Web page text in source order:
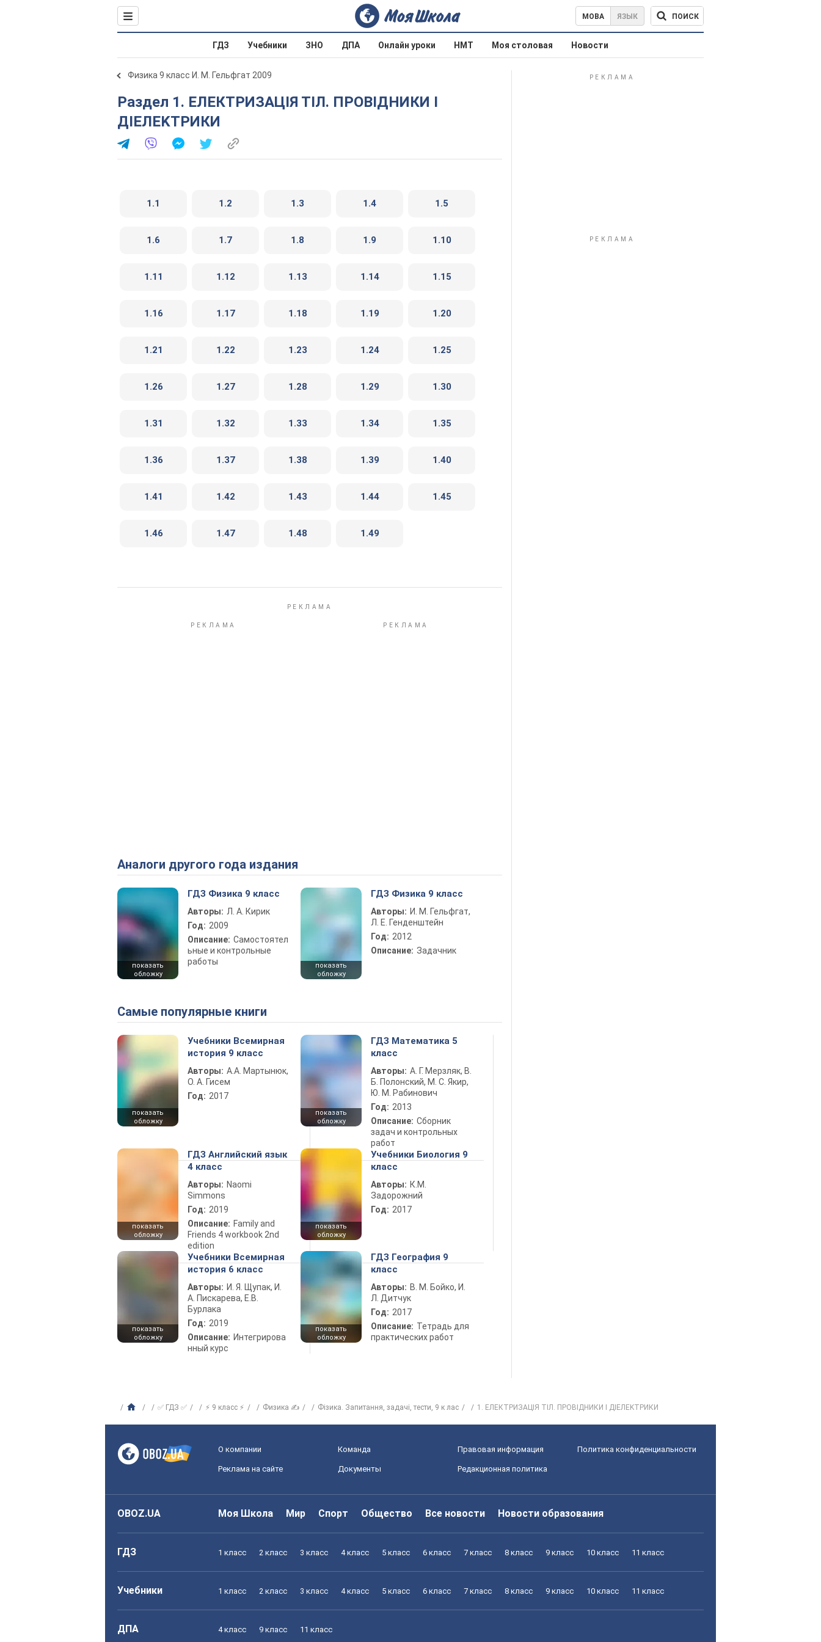
МОВА ЯЗЫК ПОИСК
ГДЗ Учебники ЗНО ДПА Онлайн уроки НМТ Моя столовая Новости
Физика 9 класс И. М. Гельфгат 2009
Раздел 1. ЕЛЕКТРИЗАЦIЯ ТIЛ. ПРОВIДНИКИ I
ДIЕЛЕKТРИКИ
1.1 1.2 1.3 1.4 1.5
1.6 1.7 1.8 1.9 1.10
1.11 1.12 1.13 1.14 1.15
1.16 1.17 1.18 1.19 1.20
1.21 1.22 1.23 1.24 1.25
1.26 1.27 1.28 1.29 1.30
1.31 1.32 1.33 1.34 1.35
1.36 1.37 1.38 1.39 1.40
1.41 1.42 1.43 1.44 1.45
1.46 1.47 1.48 1.49
Аналоги другого года издания
показать
обложку
ГДЗ Физика 9 класс
Авторы: Л. А. Кирик
Год: 2009
Описание: Самостоятел
ьные и контрольные
работы
показать
обложку
ГДЗ Физика 9 класс
Авторы: И. М. Гельфгат,
Л. Е. Генденштейн
Год: 2012
Описание: Задачник
Самые популярные книги
показать
обложку
Учебники Всемирная
история 9 класс
Авторы: А.А. Мартынюк,
О. А. Гисем
Год: 2017
показать
обложку
ГДЗ Математика 5
класс
Авторы: А. Г. Мерзляк, В.
Б. Полонский, М. С. Якир,
Ю. М. Рабинович
Год: 2013
Описание: Сборник
задач и контрольных
работ
показать
обложку
ГДЗ Английский язык
4 класс
Авторы: Naomi
Simmons
Год: 2019
Описание: Family and
Friends 4 workbook 2nd
edition
показать
обложку
Учебники Биология 9
класс
Авторы: К.М.
Задорожний
Год: 2017
показать
обложку
Учебники Всемирная
история 6 класс
Авторы: И. Я. Щупак, И.
А. Пискарева, Е.В.
Бурлака
Год: 2019
Описание: Интегрирова
нный курс
показать
обложку
ГДЗ География 9
класс
Авторы: В. М. Бойко, И.
Л. Дитчук
Год: 2017
Описание: Тетрадь для
практических работ
✅ ГДЗ ✅ ⚡ 9 класс ⚡ Физика ✍ Фізика. Запитання, задачі, тести, 9 к лас 1. ЕЛЕКТРИЗАЦIЯ ТIЛ. ПРОВIДНИКИ I ДIЕЛЕKТРИКИ
О компании Команда Правовая информация Политика конфиденциальности
Реклама на сайте Документы Редакционная политика
OBOZ.UA Моя Школа Мир Спорт Общество Все новости Новости образования
ГДЗ 1 класс 2 класс 3 класс 4 класс 5 класс 6 класс 7 класс 8 класс 9 класс 10 класс 11 класс
Учебники 1 класс 2 класс 3 класс 4 класс 5 класс 6 класс 7 класс 8 класс 9 класс 10 класс 11 класс
ДПА 4 класс 9 класс 11 класс